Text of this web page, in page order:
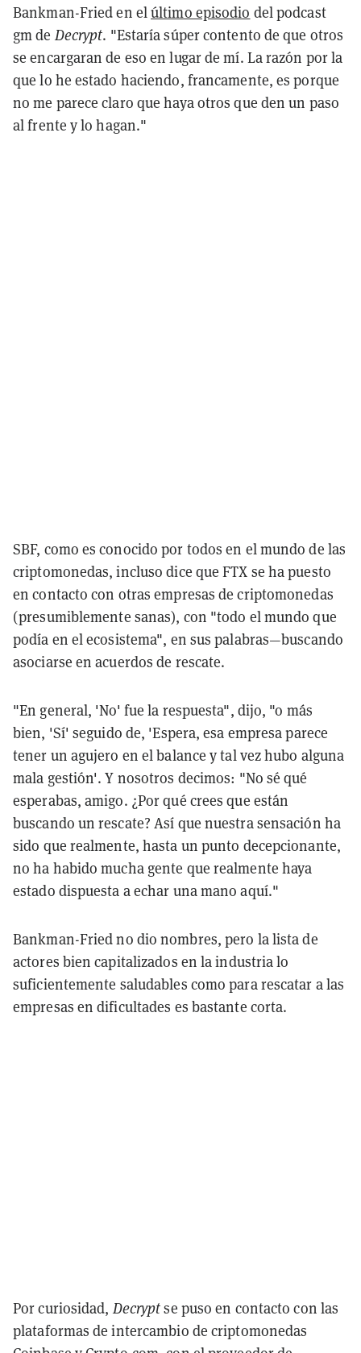
Bankman-Fried en elúltimo episodio del podcast
gm de Decrypt. "Estaría súper contento de que otros
se encargaran de eso en lugar de mí. La razón por la
que lo he estado haciendo, francamente, es porque
no me parece claro que haya otros que den un paso
al frente y lo hagan."
SBF, como es conocido por todos en el mundo de las
criptomonedas, incluso dice que FTX se ha puesto
en contacto con otras empresas de criptomonedas
(presumiblemente sanas), con "todo el mundo que
podía en el ecosistema", en sus palabras—buscando
asociarse en acuerdos de rescate.
"En general, 'No' fue la respuesta", dijo, "o más
bien, 'Sí' seguido de, 'Espera, esa empresa parece
tener un agujero en el balance y tal vez hubo alguna
mala gestión'. Y nosotros decimos: "No sé qué
esperabas, amigo. ¿Por qué crees que están
buscando un rescate? Así que nuestra sensación ha
sido que realmente, hasta un punto decepcionante,
no ha habido mucha gente que realmente haya
estado dispuesta a echar una mano aquí."
Bankman-Fried no dio nombres, pero la lista de
actores bien capitalizados en la industria lo
suficientemente saludables como para rescatar a las
empresas en dificultades es bastante corta.
Por curiosidad, Decryptse puso en contacto con las
plataformas de intercambio de criptomonedas